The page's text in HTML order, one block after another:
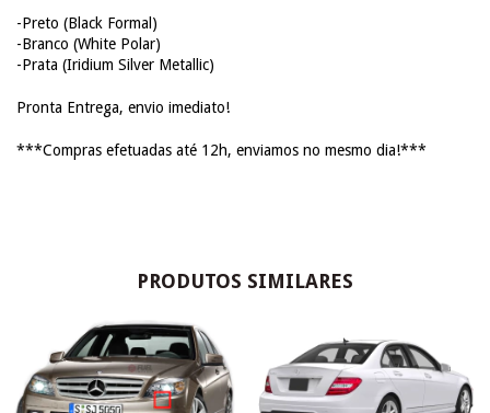
-Preto (Black Formal)
-Branco (White Polar)
-Prata (Iridium Silver Metallic)
Pronta Entrega, envio imediato!
***Compras efetuadas até 12h, enviamos no mesmo dia!***
PRODUTOS SIMILARES